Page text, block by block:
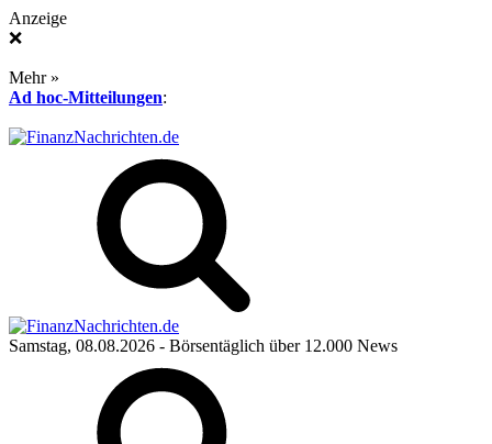
Anzeige
❌
Mehr »
Ad hoc-Mitteilungen:
Samstag, 08.08.2026 - Börsentäglich über 12.000 News